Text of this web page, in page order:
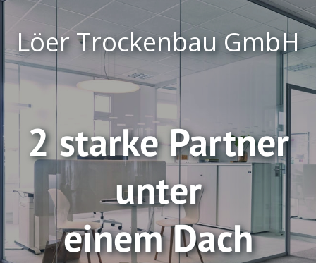
Löer Trockenbau GmbH
2 starke Partner
unter
einem Dach